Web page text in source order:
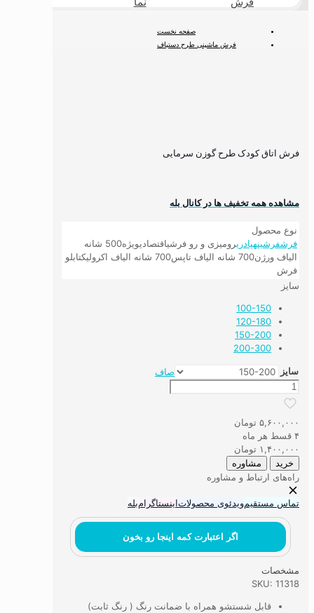
صفحه نخست
فرش ماشینی طرح دستباف
فرش اتاق کودک طرح گوزن سرمایی
مشاهده همه تخفیف ها در کانال بله
نوع محصول
فرشفرشینهپادریرومیزی و رو فرشیاقتصادیویژه
500 شانه
الیاف ورژن700 شانه الیاف تاپس 700 شانه الیاف اکرولیک
تابلو
فرش
سایز
100-150
120-180
150-200
200-300
سایز
صاف
فرش
اتاق
کودک
طرح
گوزن
سرمایی
عدد
۵,۶۰۰,۰۰۰ تومان
۴ قسط هر ماه
۱,۴۰۰,۰۰۰ تومان
خرید مشاوره
راه‌های ارتباط و مشاوره
تماس مستقیمویدئوی محصولاتاینستاگرامبله
اگر اعتبارت کمه اینجا رو بخون
مشخصات
SKU: 11318
قابل شستشو همراه با ضمانت رنگ ( رنگ ثابت)